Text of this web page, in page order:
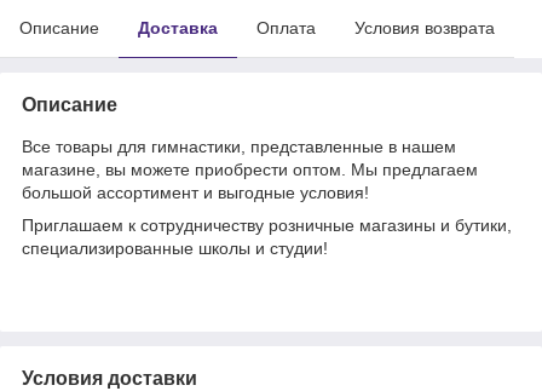
Описание Доставка Оплата Условия возврата
Описание
Все товары для гимнастики, представленные в нашем
магазине, вы можете приобрести оптом. Мы предлагаем
большой ассортимент и выгодные условия!
Приглашаем к сотрудничеству розничные магазины и бутики,
специализированные школы и студии!
Условия доставки